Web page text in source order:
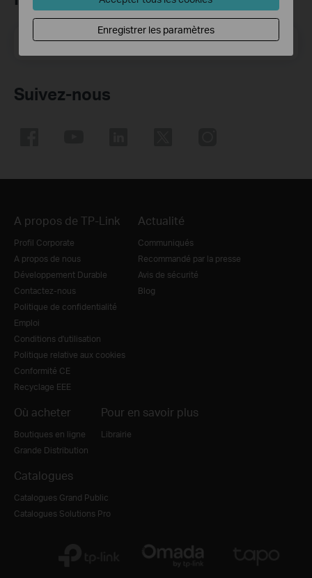
E-mail S'enregistrer
Suivez-nous
A propos de TP-Link
Profil Corporate
A propos de nous
Développement Durable
Contactez-nous
Politique de confidentialité
Emploi
Conditions d'utilisation
Politique relative aux cookies
Conformité CE
Recyclage EEE
Actualité
Communiqués
Recommandé par la presse
Avis de sécurité
Blog
Où acheter
Boutiques en ligne
Grande Distribution
Pour en savoir plus
Librairie
Catalogues
Catalogues Grand Public
Catalogues Solutions Pro
Enregistrer les paramètres